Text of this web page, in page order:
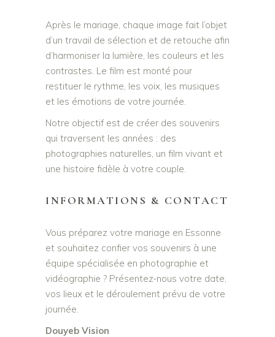
Après le mariage, chaque image fait l’objet
d’un travail de sélection et de retouche afin
d’harmoniser la lumière, les couleurs et les
contrastes. Le film est monté pour
restituer le rythme, les voix, les musiques
et les émotions de votre journée.
Notre objectif est de créer des souvenirs
qui traversent les années : des
photographies naturelles, un film vivant et
une histoire fidèle à votre couple.
INFORMATIONS & CONTACT
Vous préparez votre mariage en Essonne
et souhaitez confier vos souvenirs à une
équipe spécialisée en photographie et
vidéographie ? Présentez-nous votre date,
vos lieux et le déroulement prévu de votre
journée.
Douyeb Vision